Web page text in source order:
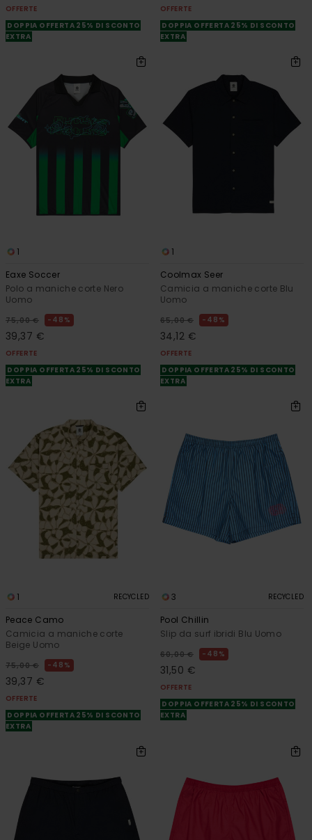
OFFERTE
DOPPIA OFFERTA 25% DI SCONTO
EXTRA
OFFERTE
DOPPIA OFFERTA 25% DI SCONTO
EXTRA
1
Eaxe Soccer
Polo a maniche corte Nero
Uomo
75,00 € 48%
39,37 €
OFFERTE
DOPPIA OFFERTA 25% DI SCONTO
EXTRA
1
Coolmax Seer
Camicia a maniche corte Blu
Uomo
65,00 € 48%
34,12 €
OFFERTE
DOPPIA OFFERTA 25% DI SCONTO
EXTRA
1 RECYCLED
Peace Camo
Camicia a maniche corte
Beige Uomo
75,00 € 48%
39,37 €
OFFERTE
DOPPIA OFFERTA 25% DI SCONTO
EXTRA
3 RECYCLED
Pool Chillin
Slip da surf ibridi Blu Uomo
60,00 € 48%
31,50 €
OFFERTE
DOPPIA OFFERTA 25% DI SCONTO
EXTRA